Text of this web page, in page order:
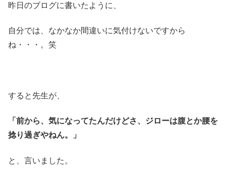
昨日のブログに書いたように、
自分では、なかなか間違いに気付けないですから
ね・・・。笑
すると先生が、
「前から、気になってたんだけどさ、ジローは腹とか腰を
捻り過ぎやねん。」
と、言いました。